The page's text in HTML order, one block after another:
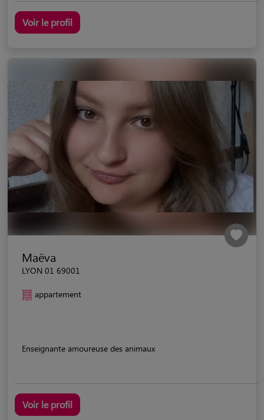
Voir le profil
Maëva
LYON 01 69001
appartement
Enseignante amoureuse des animaux
Voir le profil